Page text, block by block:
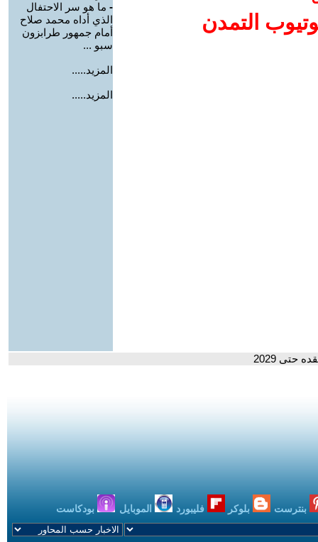
التمدن
- ما هو سر الاحتفال
الذي أداه محمد صلاح
أمام جمهور طرابزون
سبو ...
المزيد.....
المزيد.....
حتى 2029
بنترست بلوكر فليبورد الموبايل بودكاست